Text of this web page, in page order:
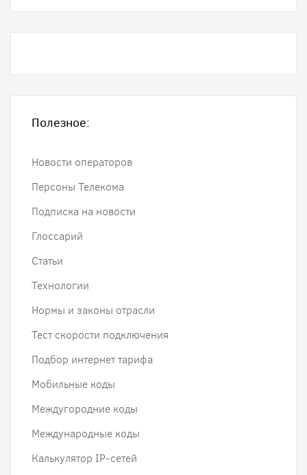
Полезное:
Новости операторов
Персоны Телекома
Подписка на новости
Глоссарий
Статьи
Технологии
Нормы и законы отрасли
Тест скорости подключения
Подбор интернет тарифа
Мобильные коды
Междугородние коды
Международные коды
Калькулятор IP-сетей